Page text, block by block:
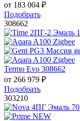
от 183 004 ₽
Подобрать
308662
Termo Evo 308662
от 266 979 ₽
Подобрать
303210